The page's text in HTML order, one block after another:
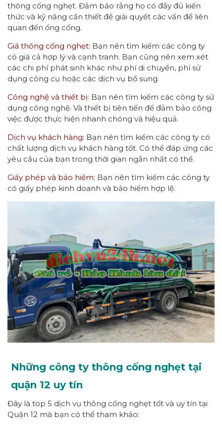
thông cống nghẹt. Đảm bảo rằng họ có đầy đủ kiến
thức và kỹ năng cần thiết để giải quyết các vấn đề liên
quan đến ống cống.
Giá thông cống nghẹt: Bạn nên tìm kiếm các công ty
có giá cả hợp lý và cạnh tranh. Bạn cũng nên xem xét
các chi phí phát sinh khác như phí di chuyển, phí sử
dụng công cụ hoặc các dịch vụ bổ sung.
Công nghệ và thiết bị: Bạn nên tìm kiếm các công ty sử
dụng công nghệ. Và thiết bị tiên tiến để đảm bảo công
việc được thực hiện nhanh chóng và hiệu quả.
Dịch vụ khách hàng: Bạn nên tìm kiếm các công ty có
chất lượng dịch vụ khách hàng tốt. Có thể đáp ứng các
yêu cầu của bạn trong thời gian ngắn nhất có thể.
Giấy phép và bảo hiểm: Bạn nên tìm kiếm các công ty
có giấy phép kinh doanh và bảo hiểm hợp lệ.
Những công ty thông cống nghẹt tại
quận 12 uy tín
Đây là top 5 dịch vụ thông cống nghẹt tốt và uy tín tại
Quận 12 mà bạn có thể tham khảo: